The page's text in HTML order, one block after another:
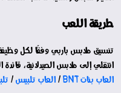
طريقة اللعب
تنسيق ملابس باربي وفقًا لكل
انتقلي إلى ملابس الصيدلانية،
العاب بنات BNT
/العاب تلبيس/